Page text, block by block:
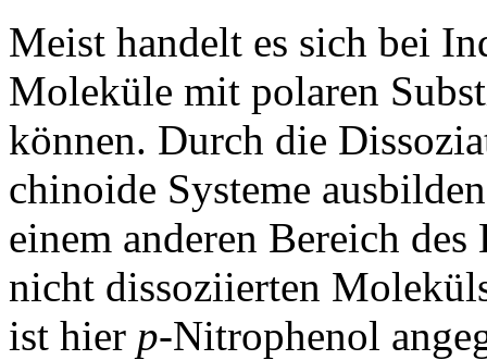
Meist handelt es sich bei
Moleküle mit polaren
können. Durch die
chinoide Systeme
einem anderen Bereich
nicht dissoziierten
ist hier p-Nitrophenol